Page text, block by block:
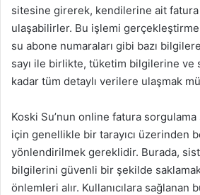
sitesine girerek, kendilerine ait
ulaşabilirler. Bu işlemi
su abone numaraları gibi bazı
sayı ile birlikte, tüketim bilgilerine ve
kadar tüm detaylı verilere ulaşmak
Koski Su’nun online fatura
için genellikle bir tarayıcı üzerinden
yönlendirilmek gereklidir. Burada,
bilgilerini güvenli bir şekilde
önlemleri alır. Kullanıcılara sağlanan